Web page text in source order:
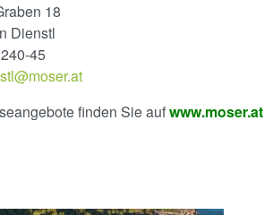
18
Dienstl
45
finden Sie aufwww.moser.at